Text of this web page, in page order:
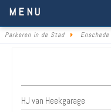
MENU
Parkeren in de Stad Enschede
HJ van Heekgarage